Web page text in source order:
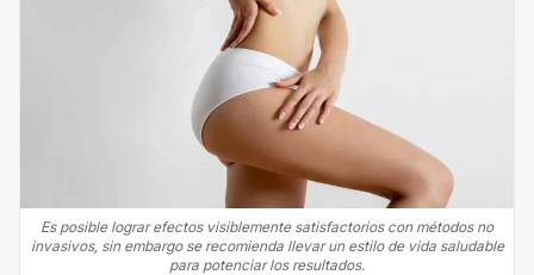
Es posible lograr efectos visiblemente satisfactorios con métodos no
invasivos, sin embargo se recomienda llevar un estilo de vida saludable
para potenciar los resultados.